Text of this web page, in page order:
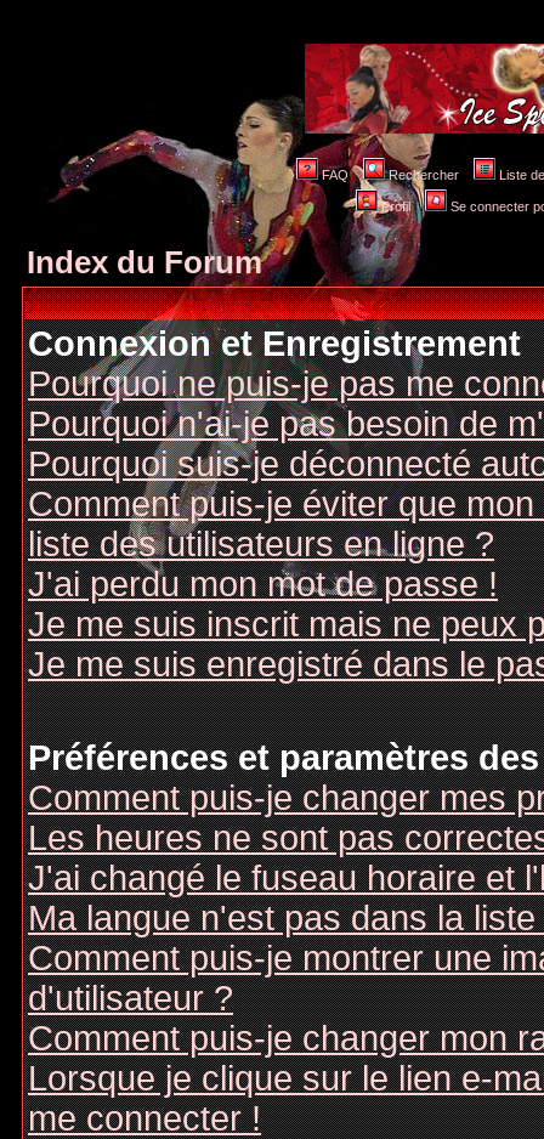
FAQ Rechercher Liste
Profil Se connecter
Index du Forum
Connexion et Enregistrement
Pourquoi ne puis-je pas me
Pourquoi n'ai-je pas besoin de
Pourquoi suis-je déconnecté
Comment puis-je éviter que
liste des utilisateurs en ligne ?
J'ai perdu mon mot de passe !
Je me suis inscrit mais ne peux
Je me suis enregistré dans le
Préférences et paramètres
Comment puis-je changer mes
Les heures ne sont pas
J'ai changé le fuseau horaire et
Ma langue n'est pas dans la liste
Comment puis-je montrer une
d'utilisateur ?
Comment puis-je changer mon
Lorsque je clique sur le lien e-
me connecter !